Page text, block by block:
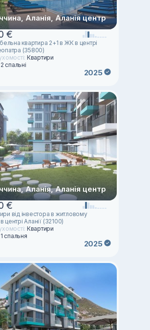
Аланія, Аланія центр
€
квартира 2+1 в ЖК в центрі
(35800)
Квартири
2 спальні
2025
Аланія, Аланія центр
€
від інвестора в житловому
центрі Аланії (32100)
Квартири
1 спальня
2025